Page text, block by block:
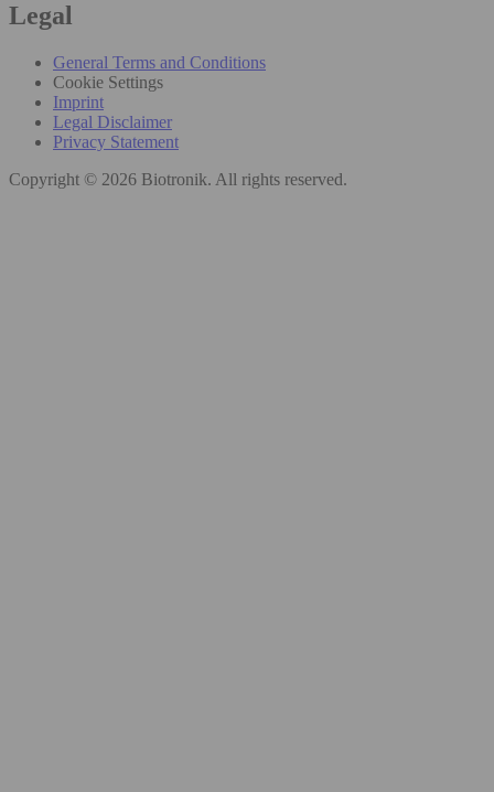
Legal
General Terms and Conditions
Cookie Settings
Imprint
Legal Disclaimer
Privacy Statement
Copyright © 2026 Biotronik. All rights reserved.